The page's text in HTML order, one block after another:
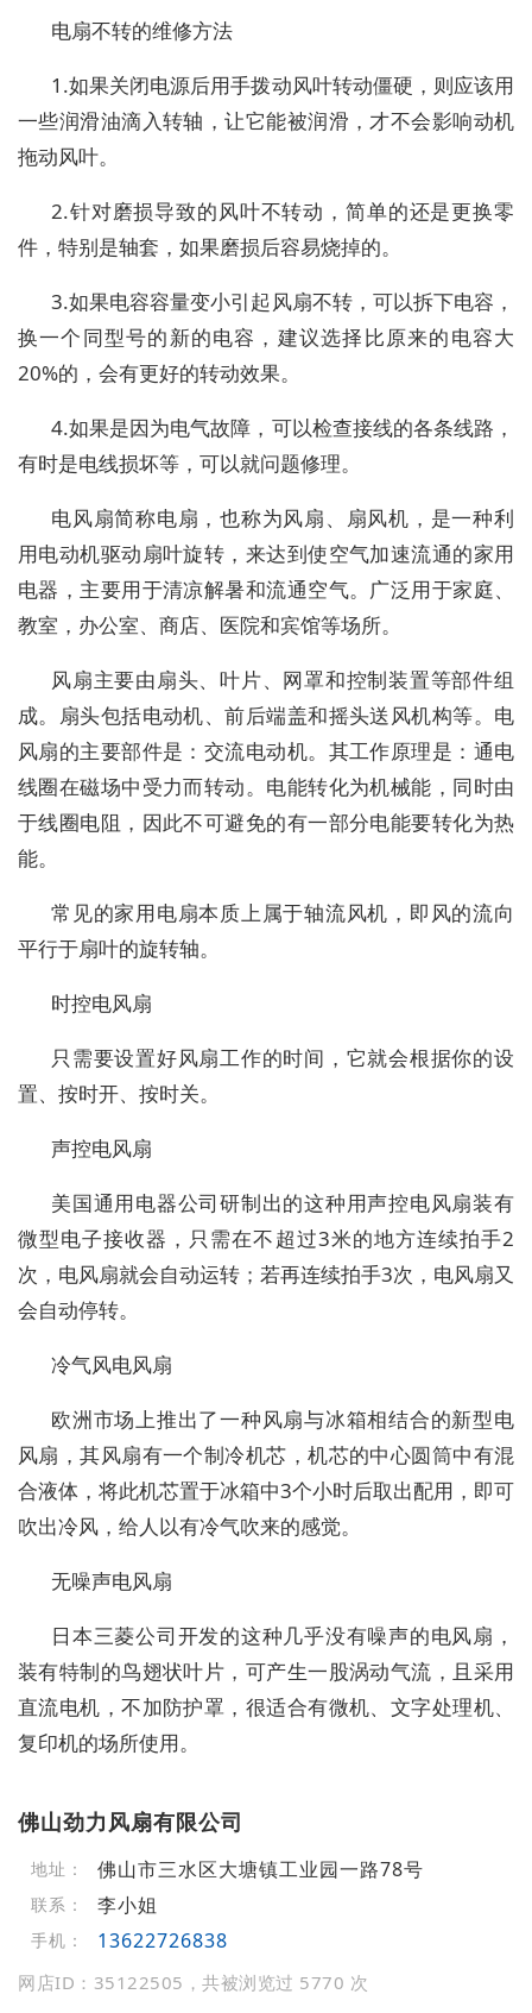
电扇不转的维修方法
1.如果关闭电源后用手拨动风叶转动僵硬，则应该用
一些润滑油滴入转轴，让它能被润滑，才不会影响动机
拖动风叶。
2.针对磨损导致的风叶不转动，简单的还是更换零
件，特别是轴套，如果磨损后容易烧掉的。
3.如果电容容量变小引起风扇不转，可以拆下电容，
换一个同型号的新的电容，建议选择比原来的电容大
20%的，会有更好的转动效果。
4.如果是因为电气故障，可以检查接线的各条线路，
有时是电线损坏等，可以就问题修理。
电风扇简称电扇，也称为风扇、扇风机，是一种利
用电动机驱动扇叶旋转，来达到使空气加速流通的家用
电器，主要用于清凉解暑和流通空气。广泛用于家庭、
教室，办公室、商店、医院和宾馆等场所。
风扇主要由扇头、叶片、网罩和控制装置等部件组
成。扇头包括电动机、前后端盖和摇头送风机构等。电
风扇的主要部件是：交流电动机。其工作原理是：通电
线圈在磁场中受力而转动。电能转化为机械能，同时由
于线圈电阻，因此不可避免的有一部分电能要转化为热
能。
常见的家用电扇本质上属于轴流风机，即风的流向
平行于扇叶的旋转轴。
时控电风扇
只需要设置好风扇工作的时间，它就会根据你的设
置、按时开、按时关。
声控电风扇
美国通用电器公司研制出的这种用声控电风扇装有
微型电子接收器，只需在不超过3米的地方连续拍手2
次，电风扇就会自动运转；若再连续拍手3次，电风扇又
会自动停转。
冷气风电风扇
欧洲市场上推出了一种风扇与冰箱相结合的新型电
风扇，其风扇有一个制冷机芯，机芯的中心圆筒中有混
合液体，将此机芯置于冰箱中3个小时后取出配用，即可
吹出冷风，给人以有冷气吹来的感觉。
无噪声电风扇
日本三菱公司开发的这种几乎没有噪声的电风扇，
装有特制的鸟翅状叶片，可产生一股涡动气流，且采用
直流电机，不加防护罩，很适合有微机、文字处理机、
复印机的场所使用。
佛山劲力风扇有限公司
地址： 佛山市三水区大塘镇工业园一路78号
联系： 李小姐
手机： 13622726838
网店ID：35122505，共被浏览过 5770 次